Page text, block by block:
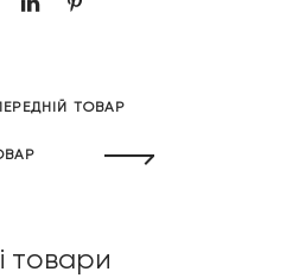
ТОВАР
товари